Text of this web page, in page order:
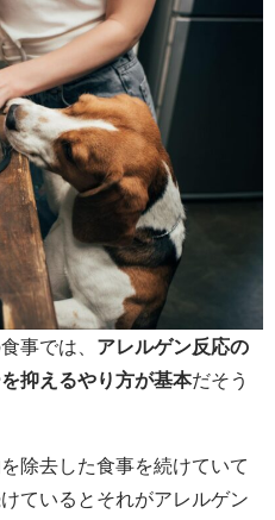
事では、 アレルゲン反応の
抑えるやり方が基本だそう
除去した食事を続けていて
ているとそれがアレルゲン